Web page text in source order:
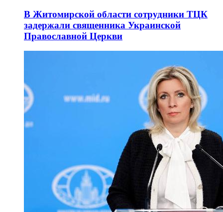
В Житомирской области сотрудники ТЦК
задержали священника Украинской
Православной Церкви